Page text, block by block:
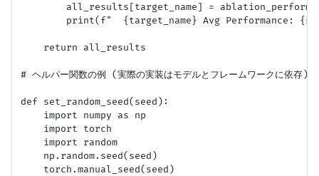
all_results[target_name] =
print(f"  {target_name} Avg Performance:
    return all_results
# ヘルパー関数の例 (実際の実装はモデルとフレームワークに依存)
def set_random_seed(seed):
    import numpy as np
    import torch
    import random
    np.random.seed(seed)
    torch.manual_seed(seed)